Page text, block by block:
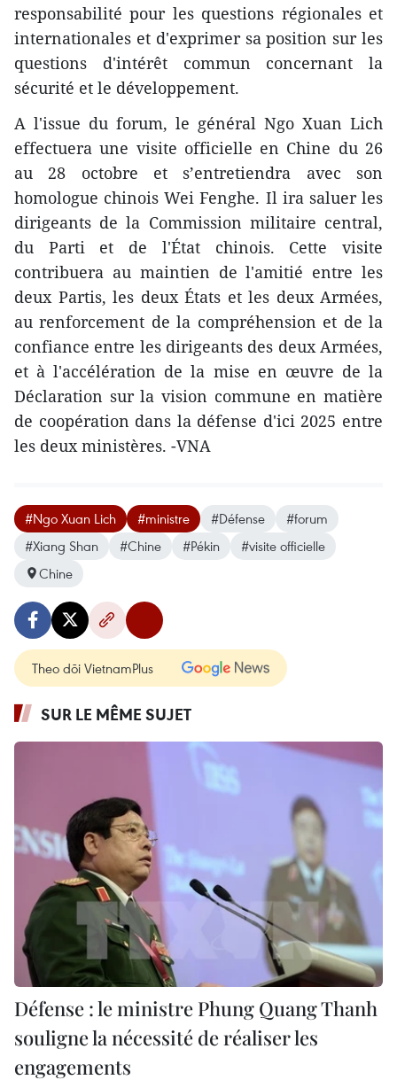
responsabilité pour les questions régionales et
internationales et d'exprimer sa position sur les
questions d'intérêt commun concernant la
sécurité et le développement.
A l'issue du forum, le général Ngo Xuan Lich
effectuera une visite officielle en Chine du 26
au 28 octobre et s’entretiendra avec son
homologue chinois Wei Fenghe. Il ira saluer les
dirigeants de la Commission militaire central,
du Parti et de l'État chinois. Cette visite
contribuera au maintien de l'amitié entre les
deux Partis, les deux États et les deux Armées,
au renforcement de la compréhension et de la
confiance entre les dirigeants des deux Armées,
et à l'accélération de la mise en œuvre de la
Déclaration sur la vision commune en matière
de coopération dans la défense d'ici 2025 entre
les deux ministères. -VNA
#Ngo Xuan Lich #ministre #Défense
#forum
#Xiang Shan
#Chine #Pékin
#visite officielle
Chine
Theo dõi VietnamPlus
SUR LE MÊME SUJET
Défense : le ministre Phung Quang Thanh
souligne la nécessité de réaliser les
engagements